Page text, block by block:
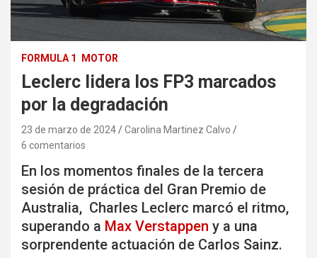
FORMULA 1 MOTOR
Leclerc lidera los FP3 marcados
por la degradación
23 de marzo de 2024
Carolina Martinez Calvo
6 comentarios
En los momentos finales de la tercera
sesión de práctica del Gran Premio de
Australia, Charles Leclerc marcó el ritmo,
superando a Max Verstappen y a una
sorprendente actuación de Carlos Sainz.